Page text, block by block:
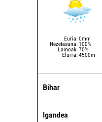
Euria: 0mm
Hezetasuna: 100%
Lainoak: 70%
Elurra: 4500m
Bihar
Igandea